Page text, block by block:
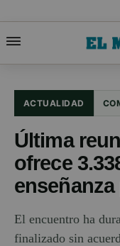
ACTUALIDAD
Última
ofrece
El encuentro ha
finalizado sin